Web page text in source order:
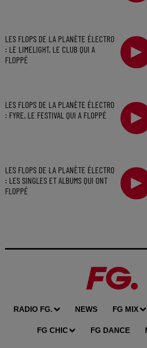
LES FLOPS DE LA PLANÈTE ÉLECTRO
: LE LIMELIGHT, LE CLUB QUI A
FLOPPÉ
LES FLOPS DE LA PLANÈTE ÉLECTRO
: FYRE, LE FESTIVAL QUI A FLOPPÉ
LES FLOPS DE LA PLANÈTE ÉLECTRO
: LES SINGLES ET ALBUMS QUI ONT
FLOPPÉ
RADIO FG. NEWS FG MIX
FG CHIC FG DANCE